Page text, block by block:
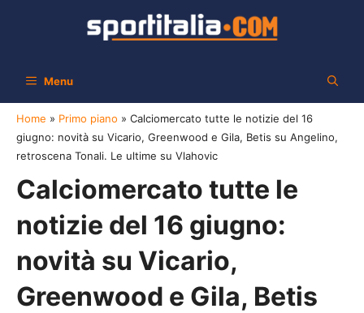
Menu
Home » Primo piano » Calciomercato tutte le notizie del 16
giugno: novità su Vicario, Greenwood e Gila, Betis su Angelino,
retroscena Tonali. Le ultime su Vlahovic
Calciomercato tutte le
notizie del 16 giugno:
novità su Vicario,
Greenwood e Gila, Betis